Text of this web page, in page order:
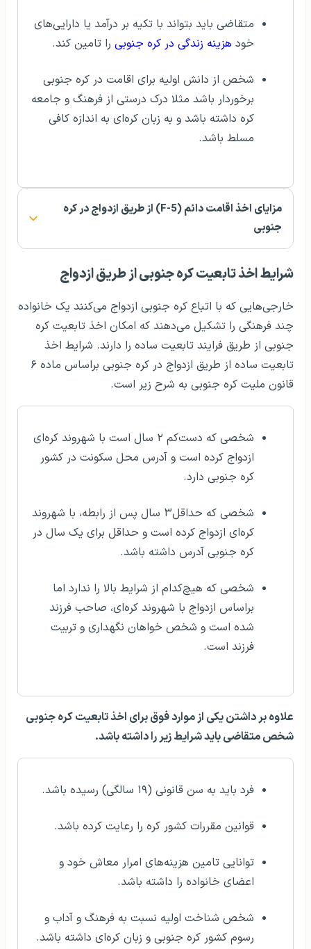
متقاضی باید بتواند با تکیه بر درآمد یا دارایی‌های
خود هزینه زندگی در کره جنوبی را تامین کند.
شخص از دانش اولیه برای اقامت در کره جنوبی
برخوردار باشد مثلا درک درستی از فرهنگ و جامعه
کره داشته باشد و به زبان کره‌ای به اندازه کافی
مسلط باشد.
مزایای اخذ اقامت دائم (F-5) از طریق ازدواج در کره
جنوبی
شرایط اخذ تابعیت کره جنوبی از طریق ازدواج
خارجی‌هایی که با اتباع کره جنوبی ازدواج می‌کنند یک خانواده
چند فرهنگی را تشکیل می‌دهند که امکان اخذ تابعیت کره
جنوبی از طریق فرایند تابعیت ساده را دارند. شرایط اخذ
تابعیت ساده از طریق ازدواج در کره جنوبی براساس ماده ۶
قانون ملیت کره جنوبی به شرح زیر است.
شخصی که دست‌کم ۲ سال است با شهروند کره‌ای
ازدواج کرده است و آدرس محل سکونت در کشور
کره جنوبی دارد.
شخصی که حداقل۳ سال پس از رابطه، با شهروند
کره‌ای ازدواج کرده است و حداقل برای یک سال در
کره جنوبی آدرس داشته باشد.
شخصی که هیچ‌کدام از شرایط بالا را ندارد اما
براساس ازدواج با شهروند کره‌ای، صاحب فرزند
شده‌ است و شخص خواهان نگهداری و تربیت
فرزند است.
علاوه بر داشتن یکی از موارد فوق برای اخذ تابعیت کره جنوبی
شخص متقاضی باید شرایط زیر را داشته باشد.
فرد باید به سن قانونی (۱۹ سالگی) رسیده باشد.
قوانین مقررات کشور کره را رعایت کرده باشد.
توانایی تامین هزینه‌های امرار معاش خود و
اعضای خانواده را داشته باشد.
شخص شناخت اولیه نسبت به فرهنگ و آداب و
رسوم کشور کره جنوبی و زبان کره‌ای داشته باشد.